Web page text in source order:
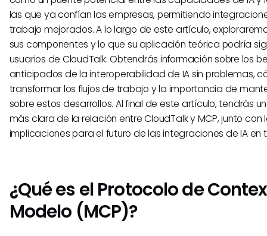
las que ya confían las empresas, permitiendo
trabajo mejorados. A lo largo de este artículo,
sus componentes y lo que su aplicación teórica podría
usuarios de CloudTalk. Obtendrás información sobre los
anticipados de la interoperabilidad de IA sin problemas,
transformar los flujos de trabajo y la importancia de
sobre estos desarrollos. Al final de este artículo, tendrás
más clara de la relación entre CloudTalk y MCP, junto con
implicaciones para el futuro de las integraciones de IA en
¿Qué es el Protocolo de
Modelo (MCP)?